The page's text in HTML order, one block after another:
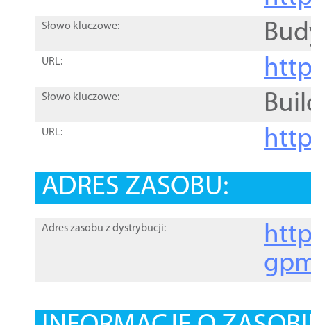
Słowo kluczowe:
URL:
Słowo kluczowe:
URL:
ADRES ZASOBU:
Adres zasobu z dystrybucji: